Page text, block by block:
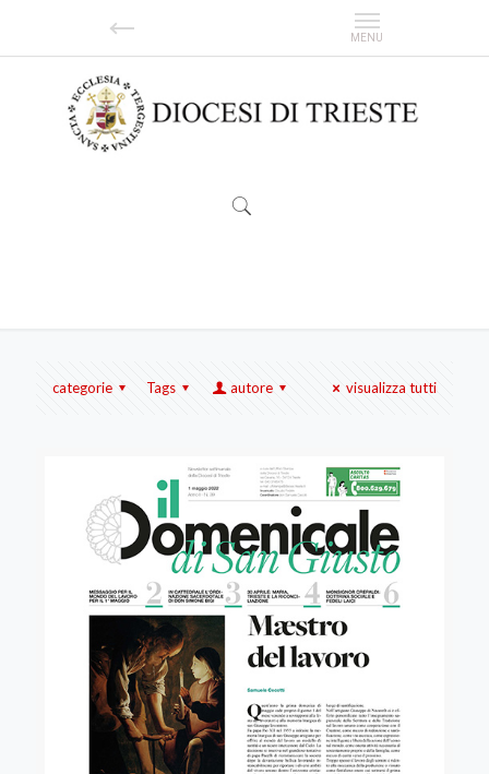
categorie Tags autore visualizza tutti